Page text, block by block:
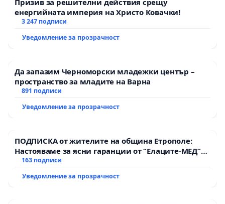
енергийната империя на Христо Ковачки!
3 247 подписи
Уведомление за прозрачност
Да запазим Черноморски младежки център –
пространство за младите на Варна
891 подписи
Уведомление за прозрачност
ПОДПИСКА от жителите на община Етрополе:
Настояваме за ясни гаранции от “Елаците-МЕД”
АД и от държавата, че ще се изпълнят всички
163 подписи
Уведомление за прозрачност